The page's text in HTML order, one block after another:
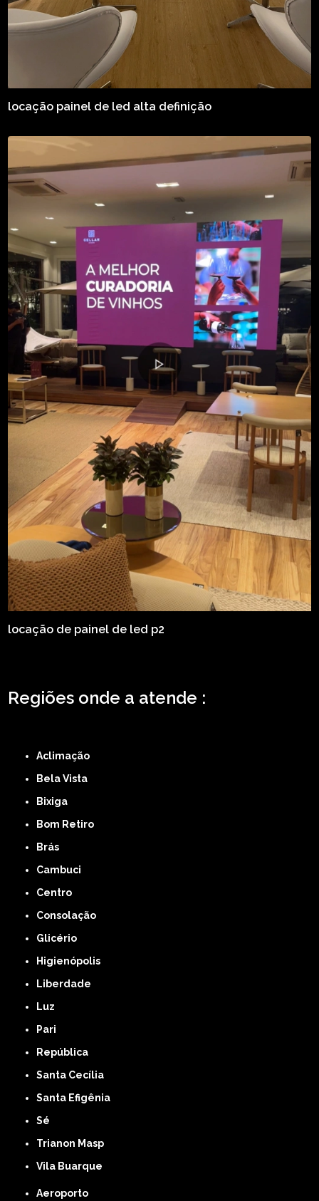
locação painel de led alta definição
locação de painel de led p2
Regiões onde a atende :
Aclimação
Bela Vista
Bixiga
Bom Retiro
Brás
Cambuci
Centro
Consolação
Glicério
Higienópolis
Liberdade
Luz
Pari
República
Santa Cecília
Santa Efigênia
Sé
Trianon Masp
Vila Buarque
Aeroporto